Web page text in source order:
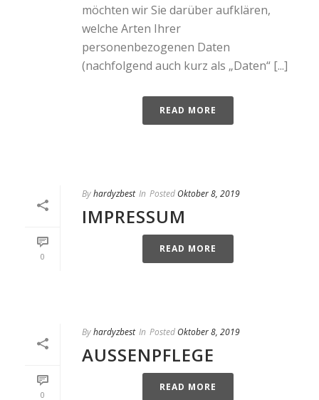
möchten wir Sie darüber aufklären,
welche Arten Ihrer
personenbezogenen Daten
(nachfolgend auch kurz als „Daten“ [...]
READ MORE
0
Byhardyzbest In Posted Oktober 8, 2019
IMPRESSUM
READ MORE
0
Byhardyzbest In Posted Oktober 8, 2019
AUSSENPFLEGE
READ MORE